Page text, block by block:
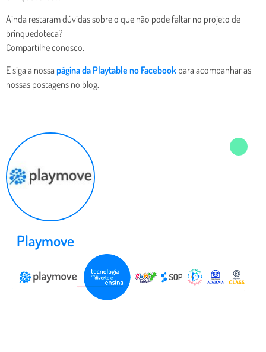
Ainda restaram dúvidas sobre o que não pode faltar no projeto de
brinquedoteca?
Compartilhe conosco.
E siga a nossa página da Playtable no Facebook para acompanhar as
nossas postagens no blog.
Playmove